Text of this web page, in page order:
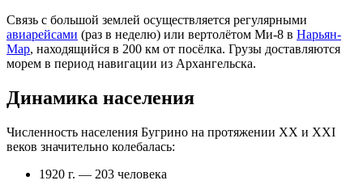
Связь с большой землей осуществляется регулярными
авиарейсами (раз в неделю) или вертолётом Ми-8 в Нарьян-
Мар, находящийся в 200 км от посёлка. Грузы доставляются
морем в период навигации из Архангельска.
Динамика населения
Численность населения Бугрино на протяжении XX и XXI
веков значительно колебалась:
1920 г. — 203 человека